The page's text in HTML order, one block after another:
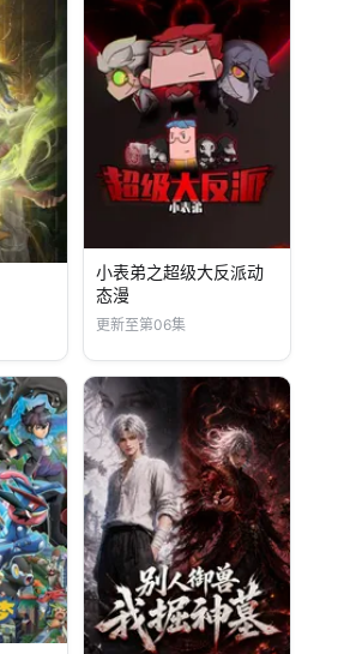
小表弟之超级大反派动
态漫
更新至第06集